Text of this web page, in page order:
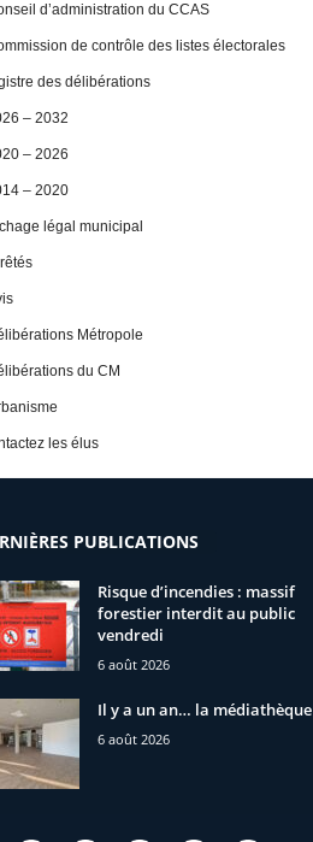
d’administration du CCAS
de contrôle des listes électorales
des délibérations
– 2032
– 2026
– 2020
légal municipal
Métropole
du CM
les élus
PUBLICATIONS
Risque d’incendies : massif
forestier interdit au public
vendredi
6 août 2026
Il y a un an… la médiathèque
6 août 2026